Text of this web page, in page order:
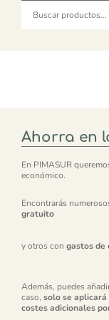
Ahorra en
En PIMASUR
económico.
Encontrarás
gratuito
y otros con gastos de
Además, puedes
caso, solo se
costes adicionales